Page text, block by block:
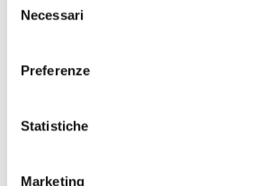
delNecessari
Preferenze
Statistiche
Marketing